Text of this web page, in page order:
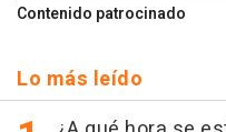
Contenido patrocinado
Lo más leído